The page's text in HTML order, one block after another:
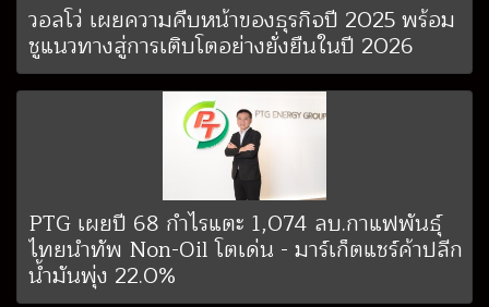
วอลโว่ เผยความคืบหน้าของธุรกิจปี 2025 พร้อม
ชูแนวทางสู่การเติบโตอย่างยั่งยืนในปี 2026
PTG เผยปี 68 กำไรแตะ 1,074 ลบ.กาแฟพันธุ์
ไทยนำทัพ Non-Oil โตเด่น - มาร์เก็ตแชร์ค้าปลีก
น้ำมันพุ่ง 22.0%